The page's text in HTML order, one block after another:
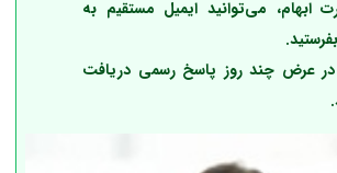
ابهام، می‌توانید ایمیل مستقیم به
در عرض چند روز پاسخ رسمی دریافت